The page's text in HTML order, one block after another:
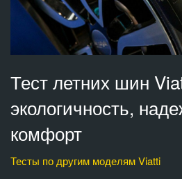
Тест летних шин
экологичность,
комфорт
Тесты по другим моделям Viatti